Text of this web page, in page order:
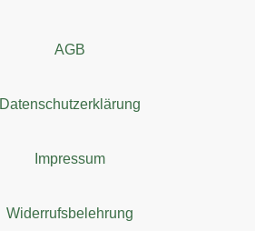
AGB
Datenschutzerklärung
Impressum
Widerrufsbelehrung